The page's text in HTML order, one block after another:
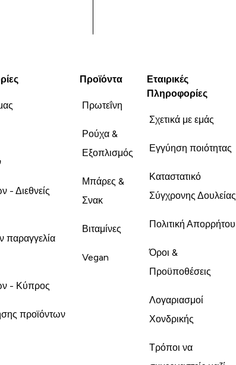
- Διεθνείς
παραγγελία
- Κύπρος
προϊόντων
Προϊόντα
Πρωτεΐνη
Ρούχα &
Εξοπλισμός
Μπάρες &
Σνακ
Βιταμίνες
Vegan
Εταιρικές
Πληροφορίες
Σχετικά με εμάς
Εγγύηση ποιότητας
Καταστατικό
Σύγχρονης Δουλείας
Πολιτική Απορρήτου
Όροι &
Προϋποθέσεις
Λογαριασμοί
Χονδρικής
Τρόποι να